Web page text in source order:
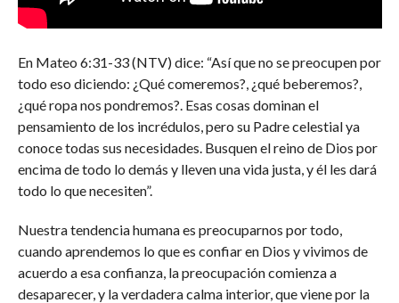
En Mateo 6:31-33 (NTV) dice: “Así que no se preocupen por
todo eso diciendo: ¿Qué comeremos?, ¿qué beberemos?,
¿qué ropa nos pondremos?. Esas cosas dominan el
pensamiento de los incrédulos, pero su Padre celestial ya
conoce todas sus necesidades. Busquen el reino de Dios por
encima de todo lo demás y lleven una vida justa, y él les dará
todo lo que necesiten”.
Nuestra tendencia humana es preocuparnos por todo,
cuando aprendemos lo que es confiar en Dios y vivimos de
acuerdo a esa confianza, la preocupación comienza a
desaparecer, y la verdadera calma interior, que viene por la